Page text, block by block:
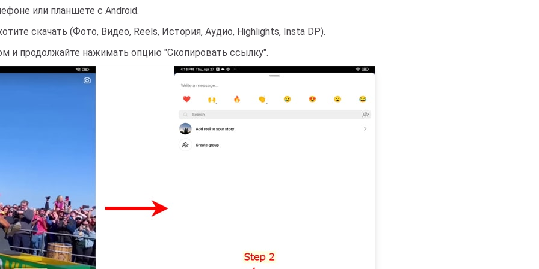
или планшете с Android.
скачать (Фото, Видео, Reels, История, Аудио, Highlights, Insta DP).
и продолжайте нажимать опцию "Скопировать ссылку".